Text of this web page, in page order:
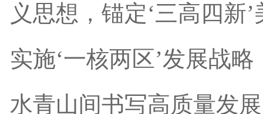
义思想，锚定‘三高四新
实施‘一核两区’发展战
水青山间书写高质量发